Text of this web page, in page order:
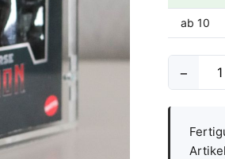
ab 10
−